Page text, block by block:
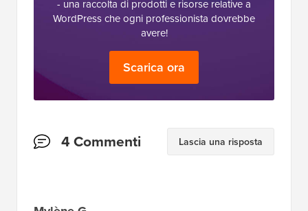
- una raccolta di prodotti e risorse relative a
WordPress che ogni professionista dovrebbe
avere!
Scarica ora
Interazioni
4 Commenti Lascia una risposta